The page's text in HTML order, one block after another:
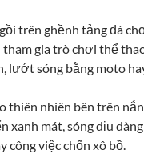
trên ghềnh tảng đá
gia trò chơi thể
lướt sóng bằng moto
thiên nhiên bên trên
xanh mát, sóng dịu
công việc chốn xô bồ.